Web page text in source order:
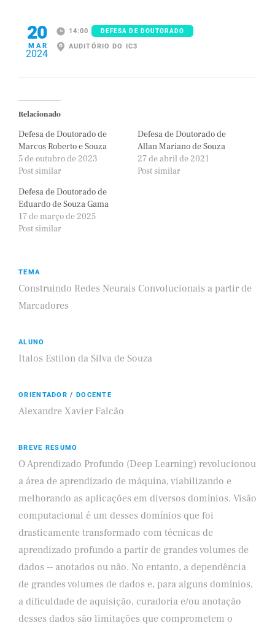
20
MAR
2024
14:00 DEFESA DE DOUTORADO
AUDITÓRIO DO IC3
Relacionado
Defesa de Doutorado de
Marcos Roberto e Souza
5 de outubro de 2023
Post similar
Defesa de Doutorado de
Allan Mariano de Souza
27 de abril de 2021
Post similar
Defesa de Doutorado de
Eduardo de Souza Gama
17 de março de 2025
Post similar
TEMA
Construindo Redes Neurais Convolucionais a partir de
Marcadores
ALUNO
Italos Estilon da Silva de Souza
ORIENTADOR / DOCENTE
Alexandre Xavier Falcão
BREVE RESUMO
O Aprendizado Profundo (Deep Learning) revolucionou
a área de aprendizado de máquina, viabilizando e
melhorando as aplicações em diversos domínios. Visão
computacional é um desses domínios que foi
drasticamente transformado com técnicas de
aprendizado profundo a partir de grandes volumes de
dados -- anotados ou não. No entanto, a dependência
de grandes volumes de dados e, para alguns domínios,
a dificuldade de aquisição, curadoria e/ou anotação
desses dados são limitações que comprometem o